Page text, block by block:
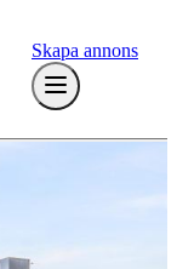
Skapa annons